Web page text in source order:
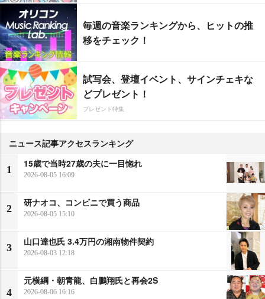
毎週の音楽ランキングから、ヒットの推
移をチェック！
試写会、登壇イベント、サインチェキな
どプレゼント！
プレゼント特集
ニュース記事アクセスランキング
1
15歳で当時27歳の夫に一目惚れ
2026-08-05 16:09
2
研ナオコ、コンビニで買う商品
2026-08-05 15:10
3
山口達也氏 3.4万円の湘南物件契約
2026-08-03 12:18
4
元横綱・朝青龍、白鵬翔氏と再会2S
2026-08-06 16:16